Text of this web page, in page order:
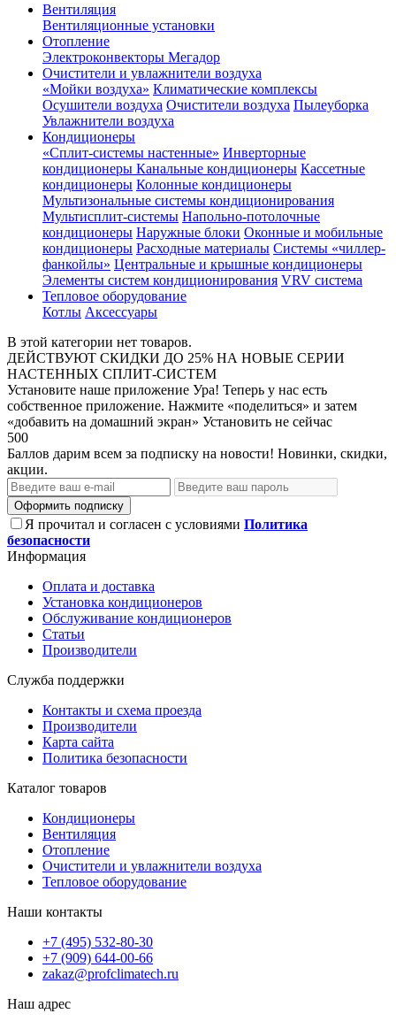
Вентиляция
Вентиляционные установки
Отопление
Электроконвекторы Мегадор
Очистители и увлажнители воздуха
«Мойки воздуха» Климатические комплексы
Осушители воздуха Очистители воздуха Пылеуборка
Увлажнители воздуха
Кондиционеры
«Сплит-системы настенные» Инверторные
кондиционеры Канальные кондиционеры Кассетные
кондиционеры Колонные кондиционеры
Мультизональные системы кондиционирования
Мультисплит-системы Напольно-потолочные
кондиционеры Наружные блоки Оконные и мобильные
кондиционеры Расходные материалы Системы «чиллер-
фанкойлы» Центральные и крышные кондиционеры
Элементы систем кондиционирования VRV система
Тепловое оборудование
Котлы Аксессуары
В этой категории нет товаров.
ДЕЙСТВУЮТ СКИДКИ ДО 25% НА НОВЫЕ СЕРИИ
НАСТЕННЫХ СПЛИТ-СИСТЕМ
Установите наше приложение Ура! Теперь у нас есть
собственное приложение. Нажмите «поделиться» и затем
«добавить на домашний экран» Установить не сейчас
500
Баллов дарим всем за подписку на новости! Новинки, скидки,
акции.
Оформить подписку
Я прочитал и согласен с условиями Политика
безопасности
Информация
Оплата и доставка
Установка кондиционеров
Обслуживание кондиционеров
Статьи
Производители
Служба поддержки
Контакты и схема проезда
Производители
Карта сайта
Политика безопасности
Каталог товаров
Кондиционеры
Вентиляция
Отопление
Очистители и увлажнители воздуха
Тепловое оборудование
Наши контакты
+7 (495) 532-80-30
+7 (909) 644-00-66
zakaz@profclimatech.ru
Наш адрес